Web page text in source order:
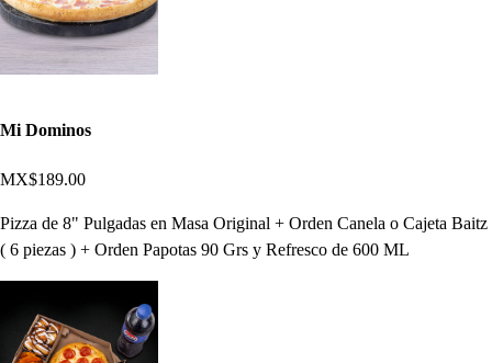
Mi Dominos
MX$189.00
Pizza de 8" Pulgadas en Masa Original + Orden Canela o Cajeta Baitz
( 6 piezas ) + Orden Papotas 90 Grs y Refresco de 600 ML